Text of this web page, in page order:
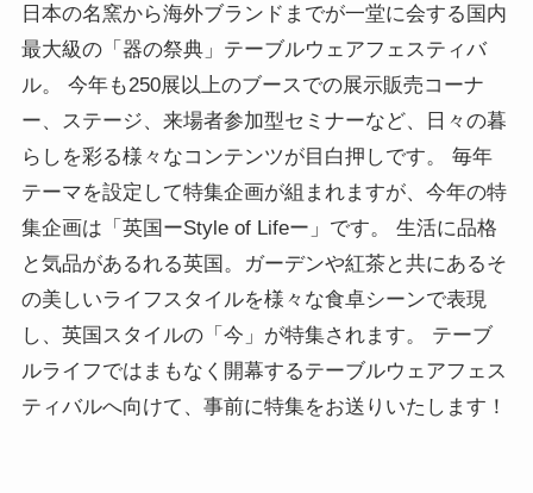
日本の名窯から海外ブランドまでが一堂に会する国内
最大級の「器の祭典」テーブルウェアフェスティバ
ル。 今年も250展以上のブースでの展示販売コーナ
ー、ステージ、来場者参加型セミナーなど、日々の暮
らしを彩る様々なコンテンツが目白押しです。 毎年
テーマを設定して特集企画が組まれますが、今年の特
集企画は「英国ーStyle of Lifeー」です。 生活に品格
と気品があるれる英国。ガーデンや紅茶と共にあるそ
の美しいライフスタイルを様々な食卓シーンで表現
し、英国スタイルの「今」が特集されます。 テーブ
ルライフではまもなく開幕するテーブルウェアフェス
ティバルへ向けて、事前に特集をお送りいたします！